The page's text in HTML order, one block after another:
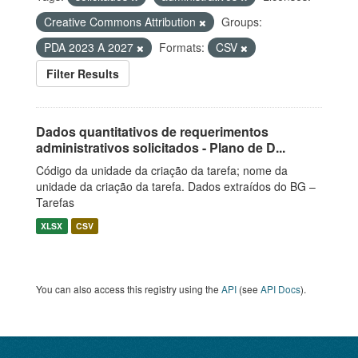
Creative Commons Attribution
Groups:
PDA 2023 A 2027
Formats:
CSV
Filter Results
Dados quantitativos de requerimentos
administrativos solicitados - Plano de D...
Código da unidade da criação da tarefa; nome da
unidade da criação da tarefa. Dados extraídos do BG –
Tarefas
XLSX CSV
You can also access this registry using the API (see API Docs).